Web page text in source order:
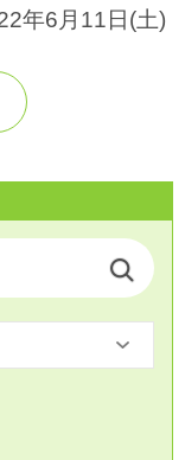
年6月11日(土)